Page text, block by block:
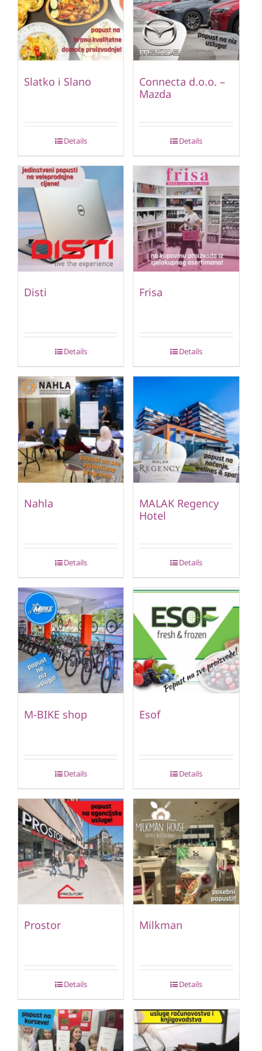
Slatko i Slano
Details
Connecta d.o.o. –
Mazda
Details
Disti
Details
Frisa
Details
Nahla
Details
MALAK Regency
Hotel
Details
M-BIKE shop
Details
Esof
Details
Prostor
Details
Milkman
Details